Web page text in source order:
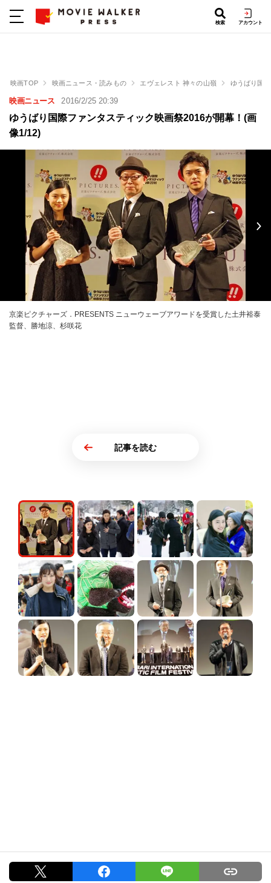
検索 アカウント
映画TOP 映画ニュース・読みもの エヴェレスト 神々の山嶺 ゆうばり国
映画ニュース 2016/2/25 20:39
ゆうばり国際ファンタスティック映画祭2016が開幕！(画
像1/12)
京楽ピクチャーズ．PRESENTS ニューウェーブアワードを受賞した土井裕泰
監督、勝地涼、杉咲花
記事を読む